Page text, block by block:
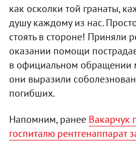
как осколки той гранаты,
душу каждому из нас.
стоять в стороне! Приняли
оказании помощи
в официальном обращении
они выразили
погибших.
Напомним, ранее Вакарчук
госпиталю рентгенаппарат